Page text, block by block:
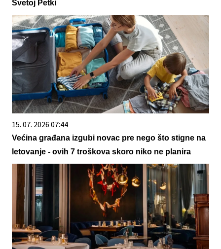
Svetoj Petki
15. 07. 2026 07:44
Većina građana izgubi novac pre nego što stigne na
letovanje - ovih 7 troškova skoro niko ne planira